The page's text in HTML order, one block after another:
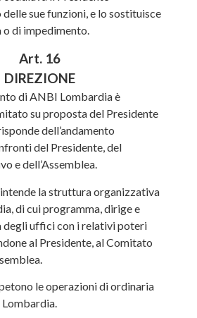
delle sue funzioni, e lo sostituisce
o di impedimento.
Art. 16
DIREZIONE
di ANBI Lombardia è
su proposta del Presidente
dell’andamento
del Presidente, del
e dell’Assemblea.
la struttura organizzativa
di cui programma, dirige e
degli uffici con i relativi poteri
al Presidente, al Comitato
le operazioni di ordinaria